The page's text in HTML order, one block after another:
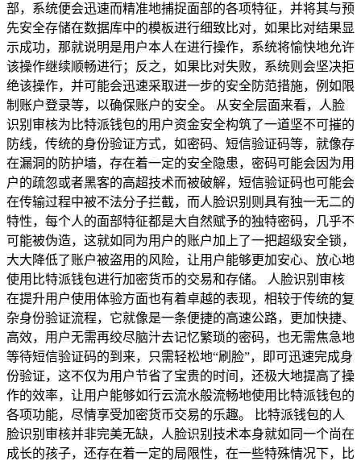
部，系统便会迅速而精准地捕捉面部的各项特征，并将其与预
先安全存储在数据库中的模板进行细致比对，如果比对结果显
示成功，那就说明是用户本人在进行操作，系统将愉快地允许
该操作继续顺畅进行；反之，如果比对失败，系统则会坚决拒
绝该操作，并可能会迅速采取进一步的安全防范措施，例如限
制账户登录等，以确保账户的安全。 从安全层面来看，人脸
识别审核为比特派钱包的用户资金安全构筑了一道坚不可摧的
防线，传统的身份验证方式，如密码、短信验证码等，就像存
在漏洞的防护墙，存在着一定的安全隐患，密码可能会因为用
户的疏忽或者黑客的高超技术而被破解，短信验证码也可能会
在传输过程中被不法分子拦截，而人脸识别则具有独一无二的
特性，每个人的面部特征都是大自然赋予的独特密码，几乎不
可能被伪造，这就如同为用户的账户加上了一把超级安全锁，
大大降低了账户被盗用的风险，让用户能够更加安心、放心地
使用比特派钱包进行加密货币的交易和存储。 人脸识别审核
在提升用户使用体验方面也有着卓越的表现，相较于传统的复
杂身份验证流程，它就像是一条便捷的高速公路，更加快捷、
高效，用户无需再绞尽脑汁去记忆繁琐的密码，也无需焦急地
等待短信验证码的到来，只需轻松地“刷脸”，即可迅速完成身
份验证，这不仅为用户节省了宝贵的时间，还极大地提高了操
作的效率，让用户能够如行云流水般流畅地使用比特派钱包的
各项功能，尽情享受加密货币交易的乐趣。 比特派钱包的人
脸识别审核并非完美无缺，人脸识别技术本身就如同一个尚在
成长的孩子，还存在着一定的局限性，在一些特殊情况下，比